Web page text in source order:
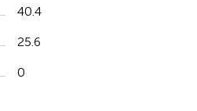
40.4
25.6
0